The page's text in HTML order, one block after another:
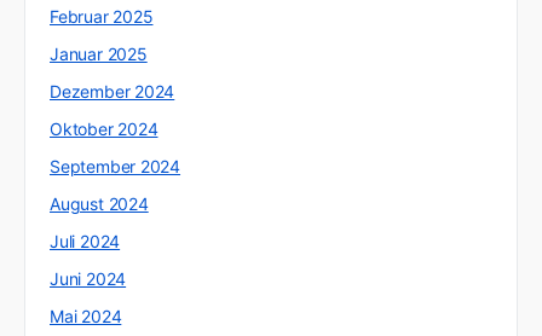
Februar 2025
Januar 2025
Dezember 2024
Oktober 2024
September 2024
August 2024
Juli 2024
Juni 2024
Mai 2024